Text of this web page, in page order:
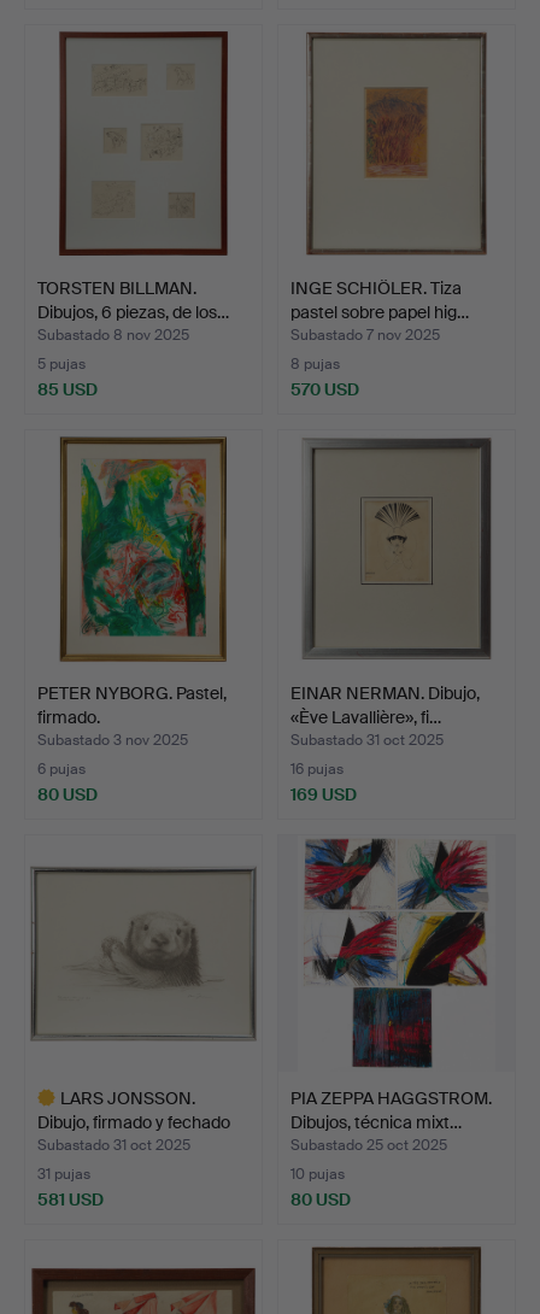
TORSTEN BILLMAN.
Dibujos, 6 piezas, de los…
Subastado 8 nov 2025
5 pujas
85 USD
INGE SCHIÖLER. Tiza
pastel sobre papel hig…
Subastado 7 nov 2025
8 pujas
570 USD
PETER NYBORG. Pastel,
firmado.
Subastado 3 nov 2025
6 pujas
80 USD
EINAR NERMAN. Dibujo,
«Ève Lavallière», fi…
Subastado 31 oct 2025
16 pujas
169 USD
LARS JONSSON.
Dibujo, firmado y fechado
en…
Subastado 31 oct 2025
31 pujas
581 USD
PIA ZEPPA HAGGSTROM.
Dibujos, técnica mixt…
Subastado 25 oct 2025
10 pujas
80 USD